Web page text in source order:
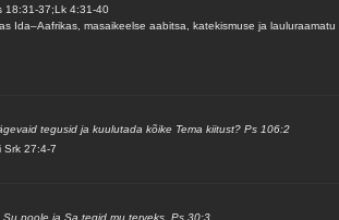
18:31-37;Lk 4:31-40
Ida–Aafrikas, masaikeelse aabitsa, katekismuse ja lauluraamatu
tegusid ja kuulutada kõike Tema kiitust? Ps 106:2
Srk 27:4-7
poole ja Sa tegid mu terveks. Ps 30:3